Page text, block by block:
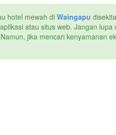
hotel mewah di Waingapu
atau situs web. Jangan
jika mencari kenyamanan